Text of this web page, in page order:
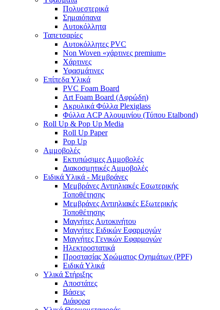
Πολυεστερικά
Σημαιόπανα
Αυτοκόλλητα
Ταπετσαρίες
Αυτοκόλλητες PVC
Non Woven «χάρτινες premium»
Χάρτινες
Υφασμάτινες
Επίπεδα Υλικά
PVC Foam Board
Art Foam Board (Αφρώδη)
Ακρυλικά Φύλλα Plexiglass
Φύλλα ACP Αλουμινίου (Τύπου Etalbond)
Roll Up & Pop Up Media
Roll Up Paper
Pop Up
Αμμοβολές
Εκτυπώσιμες Αμμοβολές
Διακοσμητικές Αμμοβολές
Ειδικά Υλικά - Μεμβράνες
Μεμβράνες Αντιηλιακές Εσωτερικής
Τοποθέτησης
Μεμβράνες Αντιηλιακές Εξωτερικής
Τοποθέτησης
Μαγνήτες Αυτοκινήτου
Μαγνήτες Ειδικών Εφαρμογών
Μαγνήτες Γενικών Εφαρμογών
Ηλεκτροστατικά
Προστασίας Χρώματος Οχημάτων (PPF)
Ειδικά Υλικά
Υλικά Στήριξης
Αποστάτες
Βάσεις
Διάφορα